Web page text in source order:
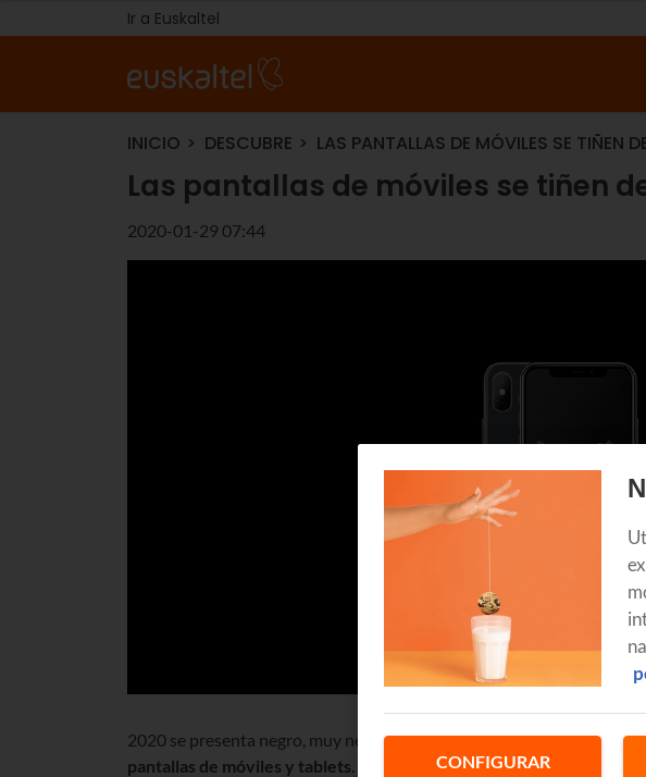
Ir a Euskaltel
INICIO DESCUBRE LAS PANTALLAS DE MÓVILES SE TIÑEN
Las pantallas de móviles se tiñen
2020-01-29 07:44
2020 se presenta negro, muy negro. Y no, no se trata de una profecía
pantallas de móviles y tablets . El negro se ha convertido en un
CONFIGURAR